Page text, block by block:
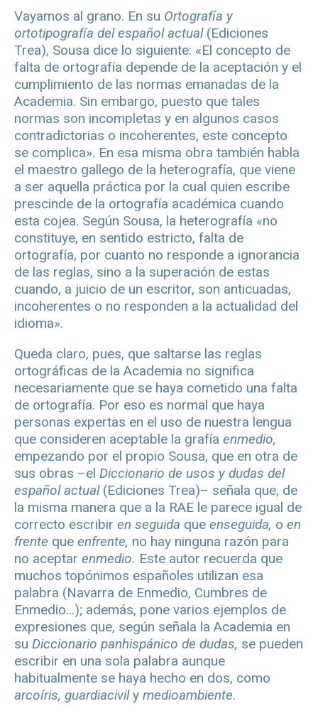
Vayamos al grano. En su Ortografía y
ortotipografía del español actual (Ediciones
Trea), Sousa dice lo siguiente: «El concepto de
falta de ortografía depende de la aceptación y el
cumplimiento de las normas emanadas de la
Academia. Sin embargo, puesto que tales
normas son incompletas y en algunos casos
contradictorias o incoherentes, este concepto
se complica». En esa misma obra también habla
el maestro gallego de la heterografía, que viene
a ser aquella práctica por la cual quien escribe
prescinde de la ortografía académica cuando
esta cojea. Según Sousa, la heterografía «no
constituye, en sentido estricto, falta de
ortografía, por cuanto no responde a ignorancia
de las reglas, sino a la superación de estas
cuando, a juicio de un escritor, son anticuadas,
incoherentes o no responden a la actualidad del
idioma».
Queda claro, pues, que saltarse las reglas
ortográficas de la Academia no significa
necesariamente que se haya cometido una falta
de ortografía. Por eso es normal que haya
personas expertas en el uso de nuestra lengua
que consideren aceptable la grafía enmedio,
empezando por el propio Sousa, que en otra de
sus obras –el Diccionario de usos y dudas del
español actual (Ediciones Trea)– señala que, de
la misma manera que a la RAE le parece igual de
correcto escribir en seguida que enseguida, o en
frente que enfrente, no hay ninguna razón para
no aceptar enmedio. Este autor recuerda que
muchos topónimos españoles utilizan esa
palabra (Navarra de Enmedio, Cumbres de
Enmedio…); además, pone varios ejemplos de
expresiones que, según señala la Academia en
su Diccionario panhispánico de dudas, se pueden
escribir en una sola palabra aunque
habitualmente se haya hecho en dos, como
arcoíris, guardiacivily medioambiente.